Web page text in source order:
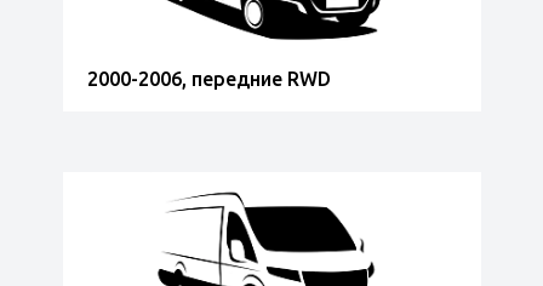
2000-2006, передние RWD